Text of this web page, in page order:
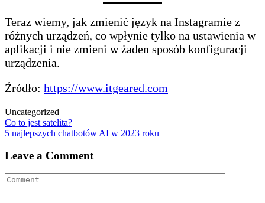
Teraz wiemy, jak zmienić język na Instagramie z
różnych urządzeń, co wpłynie tylko na ustawienia w
aplikacji i nie zmieni w żaden sposób konfiguracji
urządzenia.
Źródło: https://www.itgeared.com
Uncategorized
Post
navigation
Co to jest satelita?
5 najlepszych chatbotów AI w 2023 roku
Leave a Comment